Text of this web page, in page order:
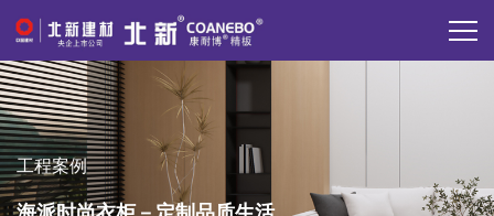
工程案例